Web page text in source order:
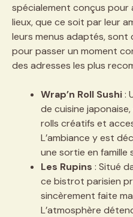
spécialement conçus pour
lieux, que ce soit par leur
leurs menus adaptés,
pour passer un moment
des adresses les plus
Wrap’n Roll Sushi:
de cuisine
rolls créatifs et
L’ambiance y est
une sortie en famille
Les Rupins : Situé
ce bistrot parisien
sincèrement faite
L’atmosphère